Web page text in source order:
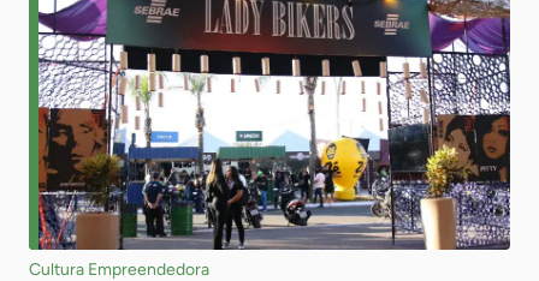
Cultura Empreendedora